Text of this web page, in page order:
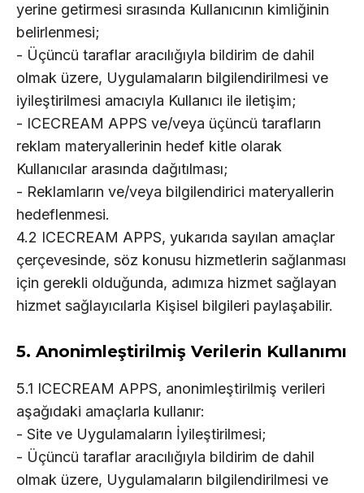
yerine getirmesi sırasında Kullanıcının kimliğinin
belirlenmesi;
- Üçüncü taraflar aracılığıyla bildirim de dahil
olmak üzere, Uygulamaların bilgilendirilmesi ve
iyileştirilmesi amacıyla Kullanıcı ile iletişim;
- ICECREAM APPS ve/veya üçüncü tarafların
reklam materyallerinin hedef kitle olarak
Kullanıcılar arasında dağıtılması;
- Reklamların ve/veya bilgilendirici materyallerin
hedeflenmesi.
4.2 ICECREAM APPS, yukarıda sayılan amaçlar
çerçevesinde, söz konusu hizmetlerin sağlanması
için gerekli olduğunda, adımıza hizmet sağlayan
hizmet sağlayıcılarla Kişisel bilgileri paylaşabilir.
5. Anonimleştirilmiş Verilerin Kullanımı
5.1 ICECREAM APPS, anonimleştirilmiş verileri
aşağıdaki amaçlarla kullanır:
- Site ve Uygulamaların İyileştirilmesi;
- Üçüncü taraflar aracılığıyla bildirim de dahil
olmak üzere, Uygulamaların bilgilendirilmesi ve